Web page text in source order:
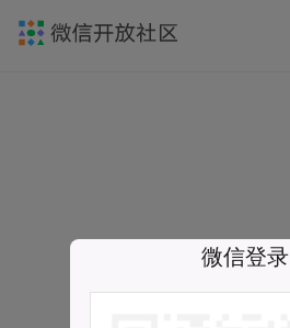
微信登录